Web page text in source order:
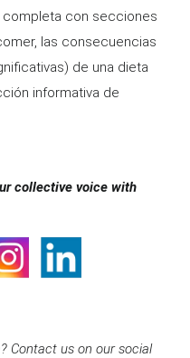
, completa con secciones
las consecuencias
de una dieta
informativa de
collective voice with
Contact us on our social